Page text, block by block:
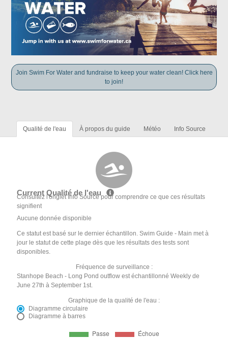
Join Swim For Water and fundraise to keep your water clean! Click here
to join!
Qualité de l'eau À propos du guide Météo Info Source
Current Qualité de l'eau
Consultez l'onglet Info Source pour comprendre ce que ces résultats
signifient
Aucune donnée disponible
Ce statut est basé sur le dernier échantillon. Swim Guide - Main met à
jour le statut de cette plage dès que les résultats des tests sont
disponibles.
Fréquence de surveillance :
Stanhope Beach - Long Pond outflow est échantillonné Weekly de
June 27th à September 1st.
Graphique de la qualité de l'eau :
Diagramme circulaire
Diagramme à barres